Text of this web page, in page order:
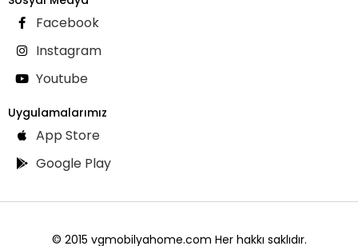
Facebook
Instagram
Youtube
Uygulamalarımız
App Store
Google Play
© 2015 vgmobilyahome.com Her hakkı saklıdır.